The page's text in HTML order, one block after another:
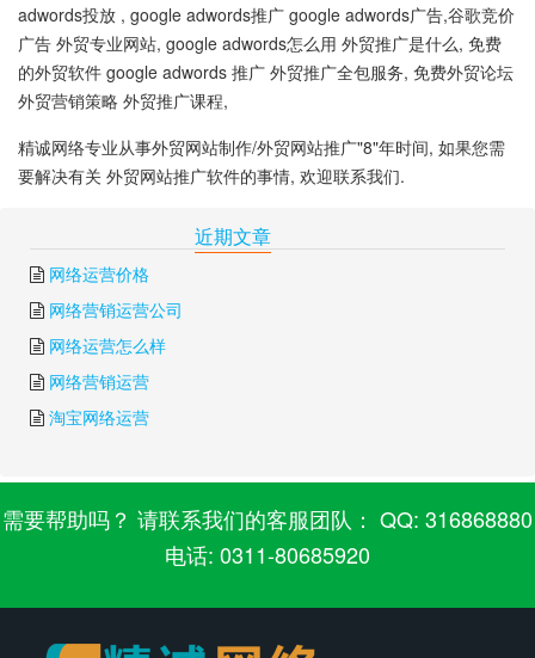
adwords投放 , google adwords推广 google adwords广告,谷歌竞价
广告 外贸专业网站, google adwords怎么用 外贸推广是什么, 免费
的外贸软件 google adwords 推广 外贸推广全包服务, 免费外贸论坛
外贸营销策略 外贸推广课程,
精诚网络专业从事外贸网站制作/外贸网站推广"8"年时间, 如果您需
要解决有关 外贸网站推广软件的事情, 欢迎联系我们.
近期文章
网络运营价格
网络营销运营公司
网络运营怎么样
网络营销运营
淘宝网络运营
需要帮助吗？ 请联系我们的客服团队： QQ: 316868880
电话: 0311-80685920